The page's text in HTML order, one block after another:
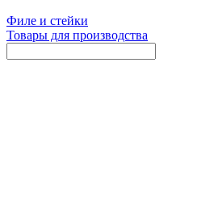
Филе и стейки
Товары для производства